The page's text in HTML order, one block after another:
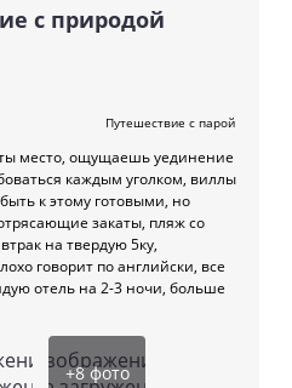
С уважением.
с природой
Путешествие с парой
место, ощущаешь уединение
каждым уголком, виллы
к этому готовыми, но
закаты, пляж со
на твердую 5ку,
говорит по английски, все
отель на 2-3 ночи, больше
Изображение
+8фото